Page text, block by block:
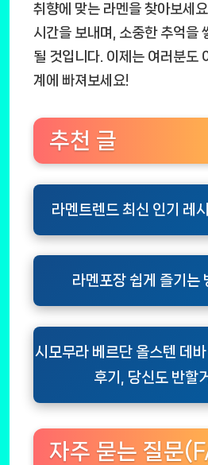
취향에 맞는 라멘을 찾아보세
시간을 보내며, 소중한 추억을
될 것입니다. 이제는 여러분도
계에 빠져보세요!
추천 글
라멘트렌드 최신 인기 레
라멘포장 쉽게 즐기는
시모무라 베르단 올스텐 데
후기, 당신도 반할
자주 묻는 질문